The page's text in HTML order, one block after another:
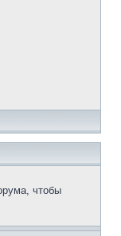
чтобы